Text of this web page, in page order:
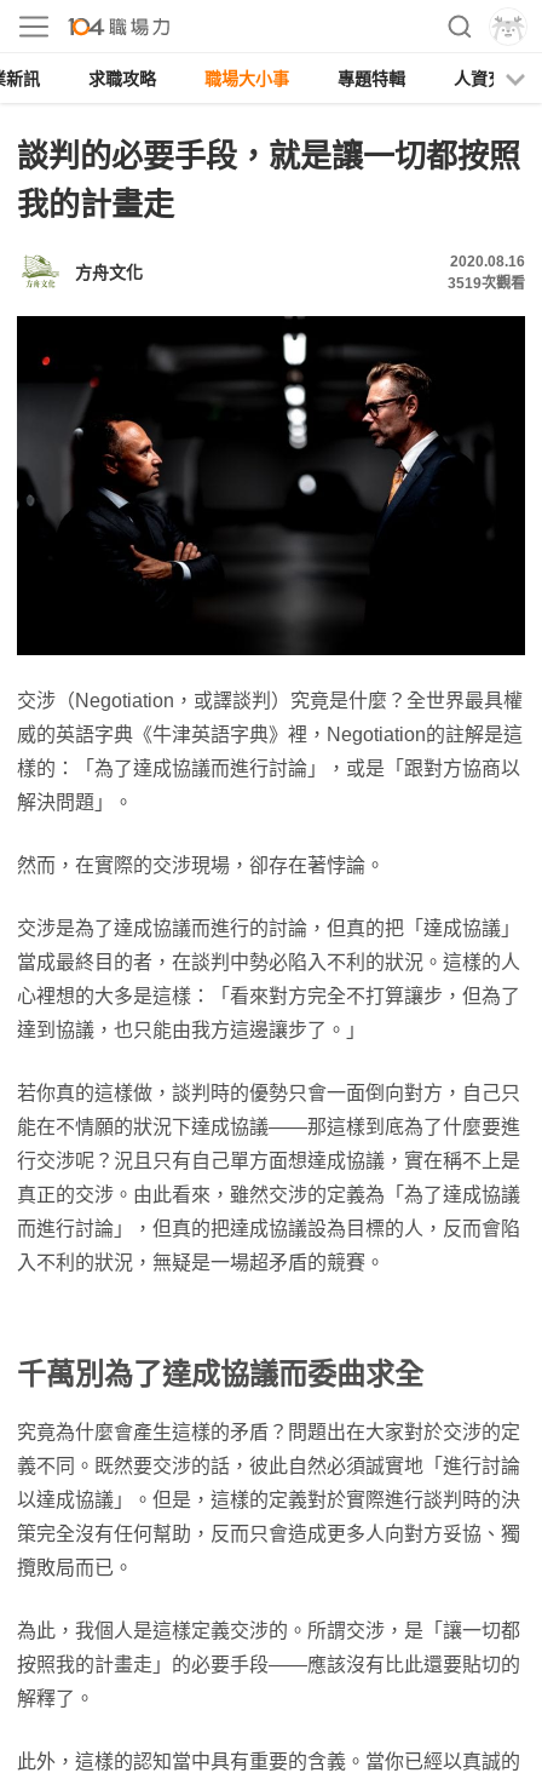
新訊 求職攻略 職場大小事 專題特輯 人資充電
談判的必要手段，就是讓一切都按照
我的計畫走
方舟文化
2020.08.16
3519次觀看
交涉（Negotiation，或譯談判）究竟是什麼？全世界最具權
威的英語字典《牛津英語字典》裡，Negotiation的註解是這
樣的：「為了達成協議而進行討論」，或是「跟對方協商以
解決問題」。
然而，在實際的交涉現場，卻存在著悖論。
交涉是為了達成協議而進行的討論，但真的把「達成協議」
當成最終目的者，在談判中勢必陷入不利的狀況。這樣的人
心裡想的大多是這樣：「看來對方完全不打算讓步，但為了
達到協議，也只能由我方這邊讓步了。」
若你真的這樣做，談判時的優勢只會一面倒向對方，自己只
能在不情願的狀況下達成協議——那這樣到底為了什麼要進
行交涉呢？況且只有自己單方面想達成協議，實在稱不上是
真正的交涉。由此看來，雖然交涉的定義為「為了達成協議
而進行討論」，但真的把達成協議設為目標的人，反而會陷
入不利的狀況，無疑是一場超矛盾的競賽。
千萬別為了達成協議而委曲求全
究竟為什麼會產生這樣的矛盾？問題出在大家對於交涉的定
義不同。既然要交涉的話，彼此自然必須誠實地「進行討論
以達成協議」。但是，這樣的定義對於實際進行談判時的決
策完全沒有任何幫助，反而只會造成更多人向對方妥協、獨
攬敗局而已。
為此，我個人是這樣定義交涉的。所謂交涉，是「讓一切都
按照我的計畫走」的必要手段——應該沒有比此還要貼切的
解釋了。
此外，這樣的認知當中具有重要的含義。當你已經以真誠的